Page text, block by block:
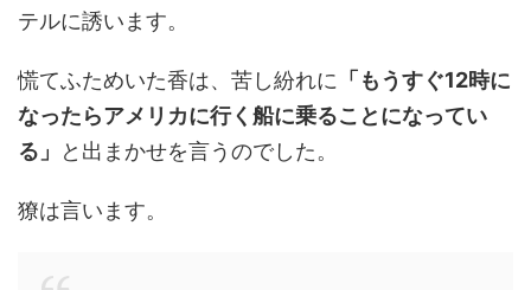
テルに誘います。
慌てふためいた香は、苦し紛れに 「もうすぐ12時に
なったらアメリカに行く船に乗ることになってい
る」
と出まかせを言うのでした。
獠は言います。